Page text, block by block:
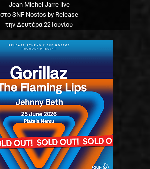
Jean Michel Jarre live
στο SNF Nostos by Release
την Δευτέρα 22 Ιουνίου